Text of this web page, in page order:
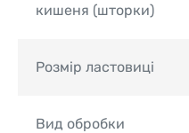
кишеня (шторки)
Розмір ластовиці
Вид обробки